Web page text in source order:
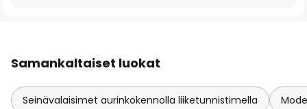
Samankaltaiset luokat
Seinävalaisimet aurinkokennolla liiketunnistimella